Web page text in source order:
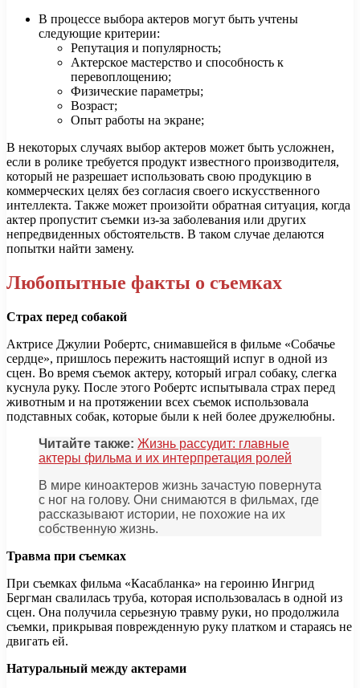
В процессе выбора актеров могут быть учтены
следующие критерии:
Репутация и популярность;
Актерское мастерство и способность к
перевоплощению;
Физические параметры;
Возраст;
Опыт работы на экране;
В некоторых случаях выбор актеров может быть усложнен,
если в ролике требуется продукт известного производителя,
который не разрешает использовать свою продукцию в
коммерческих целях без согласия своего искусственного
интеллекта. Также может произойти обратная ситуация, когда
актер пропустит съемки из-за заболевания или других
непредвиденных обстоятельств. В таком случае делаются
попытки найти замену.
Любопытные факты о съемках
Страх перед собакой
Актрисе Джулии Робертс, снимавшейся в фильме «Собачье
сердце», пришлось пережить настоящий испуг в одной из
сцен. Во время съемок актеру, который играл собаку, слегка
куснула руку. После этого Робертс испытывала страх перед
животным и на протяжении всех съемок использовала
подставных собак, которые были к ней более дружелюбны.
Читайте также: Жизнь рассудит: главные
актеры фильма и их интерпретация ролей
В мире киноактеров жизнь зачастую повернута
с ног на голову. Они снимаются в фильмах, где
рассказывают истории, не похожие на их
собственную жизнь.
Травма при съемках
При съемках фильма «Касабланка» на героиню Ингрид
Бергман свалилась труба, которая использовалась в одной из
сцен. Она получила серьезную травму руки, но продолжила
съемки, прикрывая поврежденную руку платком и стараясь не
двигать ей.
Натуральный между актерами